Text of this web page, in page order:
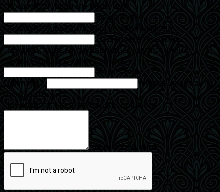
Пожалуйста, введите Ваше имя
Ваше имя
Пожалуйста, введите Ваш номер телефона
Ваш номер телефона
Пожалуйста, введите Ваш адрес электронной
почты
Ошибка в адресе почты
Ваш E-mail
Для поля 1
Название курса
(необязательно)
Пожалуйста, введите Ваше сообщение
Ваше сообщение